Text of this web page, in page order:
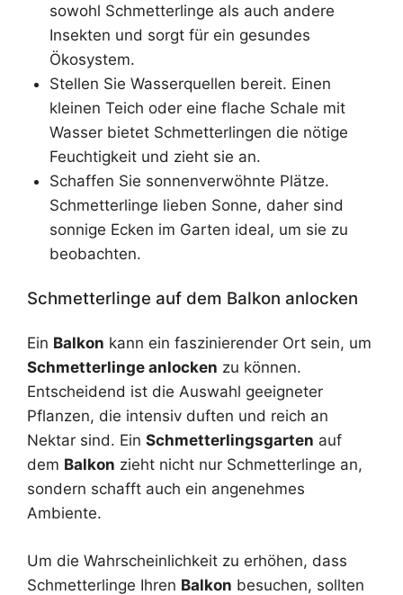
sowohl Schmetterlinge als auch andere
Insekten und sorgt für ein gesundes
Ökosystem.
Stellen Sie Wasserquellen bereit. Einen
kleinen Teich oder eine flache Schale mit
Wasser bietet Schmetterlingen die nötige
Feuchtigkeit und zieht sie an.
Schaffen Sie sonnenverwöhnte Plätze.
Schmetterlinge lieben Sonne, daher sind
sonnige Ecken im Garten ideal, um sie zu
beobachten.
Schmetterlinge auf dem Balkon anlocken
Ein Balkon kann ein faszinierender Ort sein, um
Schmetterlinge anlocken zu können.
Entscheidend ist die Auswahl geeigneter
Pflanzen, die intensiv duften und reich an
Nektar sind. Ein Schmetterlingsgarten auf
dem Balkon zieht nicht nur Schmetterlinge an,
sondern schafft auch ein angenehmes
Ambiente.
Um die Wahrscheinlichkeit zu erhöhen, dass
Schmetterlinge Ihren Balkon besuchen, sollten